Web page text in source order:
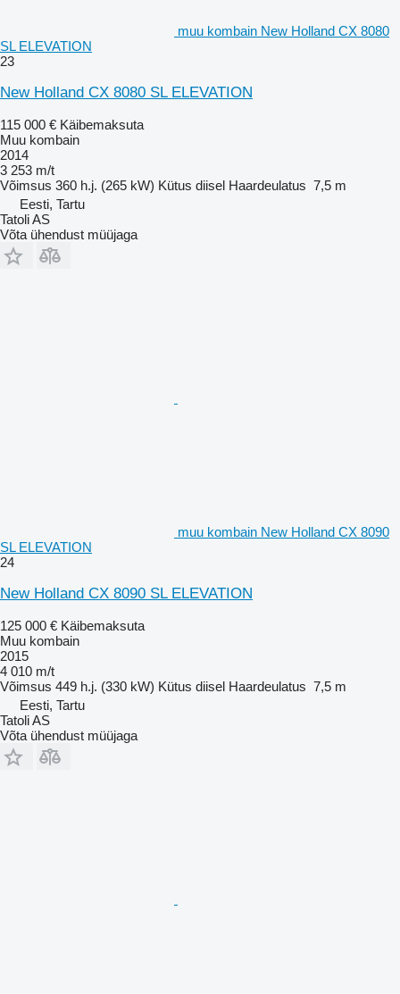
muu kombain New Holland CX 8080
SL ELEVATION
23
New Holland CX 8080 SL ELEVATION
115 000 € Käibemaksuta
Muu kombain
2014
3 253 m/t
Võimsus 360 h.j. (265 kW) Kütus diisel Haardeulatus 7,5 m
Eesti, Tartu
Tatoli AS
Võta ühendust müüjaga
muu kombain New Holland CX 8090
SL ELEVATION
24
New Holland CX 8090 SL ELEVATION
125 000 € Käibemaksuta
Muu kombain
2015
4 010 m/t
Võimsus 449 h.j. (330 kW) Kütus diisel Haardeulatus 7,5 m
Eesti, Tartu
Tatoli AS
Võta ühendust müüjaga